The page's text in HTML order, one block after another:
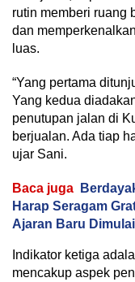
rutin memberi ruang
dan
luas.
“Yang pertama
Yang kedua
penutupan jalan di
berjualan. Ada tiap
ujar Sani.
Baca juga
Harap Seragam
Ajaran Baru Dimulai
Indikator ketiga
mencakup aspek